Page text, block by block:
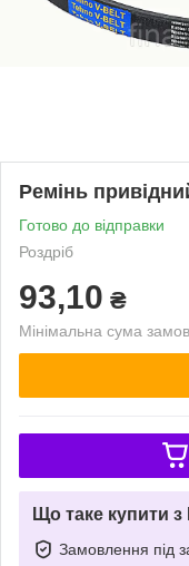
Ремінь
Готово до відправки
Роздріб
93,10 ₴
Мінімальна сума
Що таке купити
Замовлення під